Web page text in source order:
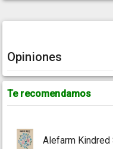
Opiniones
Te recomendamos
Alefarm